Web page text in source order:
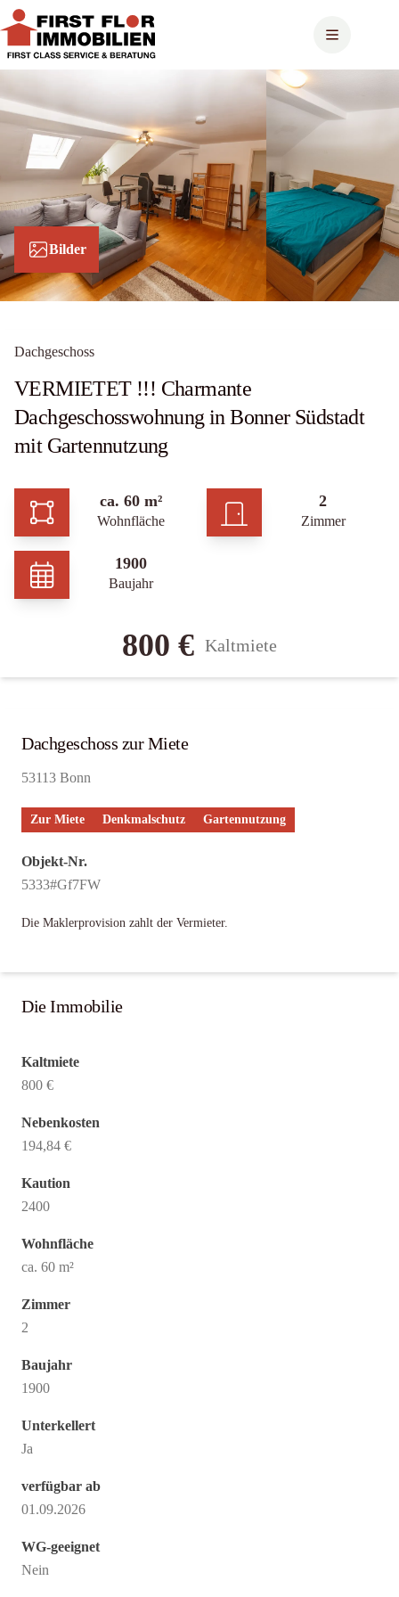
Zum
Inhalt
springen
Bilder
Dachgeschoss
VERMIETET !!! Charmante
Dachgeschosswohnung in Bonner Südstadt
mit Gartennutzung
ca. 60 m²
Wohnfläche
2
Zimmer
1900
Baujahr
800 € Kaltmiete
Dachgeschoss zur Miete
53113 Bonn
Zur Miete Denkmalschutz Gartennutzung
Objekt-Nr.
5333#Gf7FW
Die Maklerprovision zahlt der Vermieter.
Die Immobilie
Kaltmiete
800 €
Nebenkosten
194,84 €
Kaution
2400
Wohnfläche
ca. 60 m²
Zimmer
2
Baujahr
1900
Unterkellert
Ja
verfügbar ab
01.09.2026
WG-geeignet
Nein